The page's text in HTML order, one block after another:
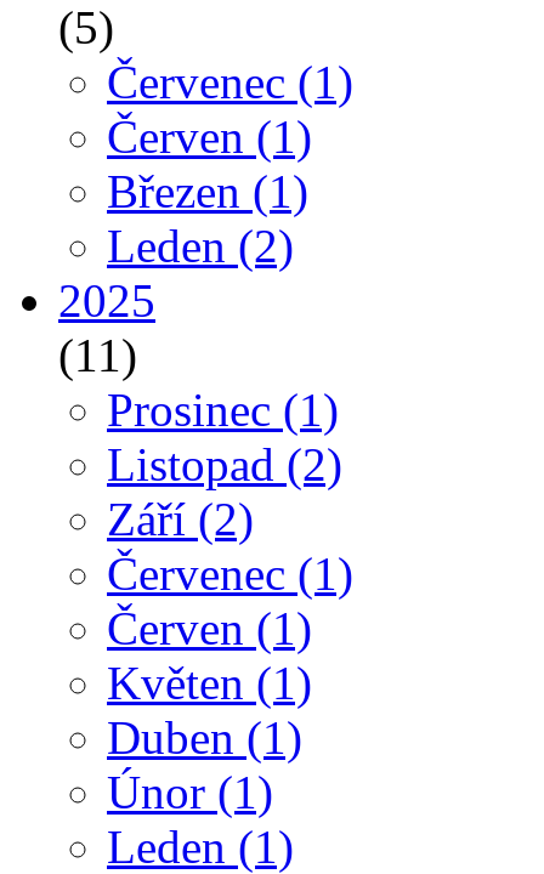
(5)
Červenec (1)
Červen (1)
Březen (1)
Leden (2)
2025
(11)
Prosinec (1)
Listopad (2)
Září (2)
Červenec (1)
Červen (1)
Květen (1)
Duben (1)
Únor (1)
Leden (1)